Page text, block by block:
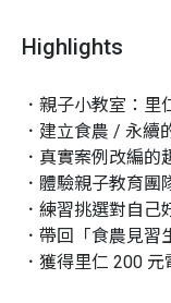
Highlights
．親子小教室：里
．建立食農 / 永續
．真實案例改編
．體驗親子教育
．練習挑選對自
．帶回「食農見
．獲得里仁 200